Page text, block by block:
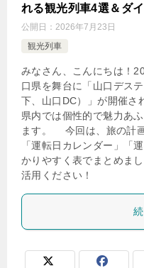
れる観光列車4選＆ダ
公開日： 2026年7月23日
観光列車
みなさん、こんにちは！
口県を舞台に「山口デス
下、山口DC）」が開催さ
県内では個性的で魅力あ
ます。 今回は、旅の計
「運転日カレンダー」「
かりやすく表でまとめま
活用ください！